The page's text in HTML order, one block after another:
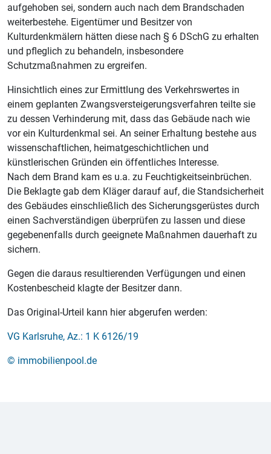
aufgehoben sei, sondern auch nach dem Brandschaden
weiterbestehe. Eigentümer und Besitzer von
Kulturdenkmälern hätten diese nach § 6 DSchG zu erhalten
und pfleglich zu behandeln, insbesondere
Schutzmaßnahmen zu ergreifen.
Hinsichtlich eines zur Ermittlung des Verkehrswertes in
einem geplanten Zwangsversteigerungsverfahren teilte sie
zu dessen Verhinderung mit, dass das Gebäude nach wie
vor ein Kulturdenkmal sei. An seiner Erhaltung bestehe aus
wissenschaftlichen, heimatgeschichtlichen und
künstlerischen Gründen ein öffentliches Interesse.
Nach dem Brand kam es u.a. zu Feuchtigkeitseinbrüchen.
Die Beklagte gab dem Kläger darauf auf, die Standsicherheit
des Gebäudes einschließlich des Sicherungsgerüstes durch
einen Sachverständigen überprüfen zu lassen und diese
gegebenenfalls durch geeignete Maßnahmen dauerhaft zu
sichern.
Gegen die daraus resultierenden Verfügungen und einen
Kostenbescheid klagte der Besitzer dann.
Das Original-Urteil kann hier abgerufen werden:
VG Karlsruhe, Az.: 1 K 6126/19
© immobilienpool.de